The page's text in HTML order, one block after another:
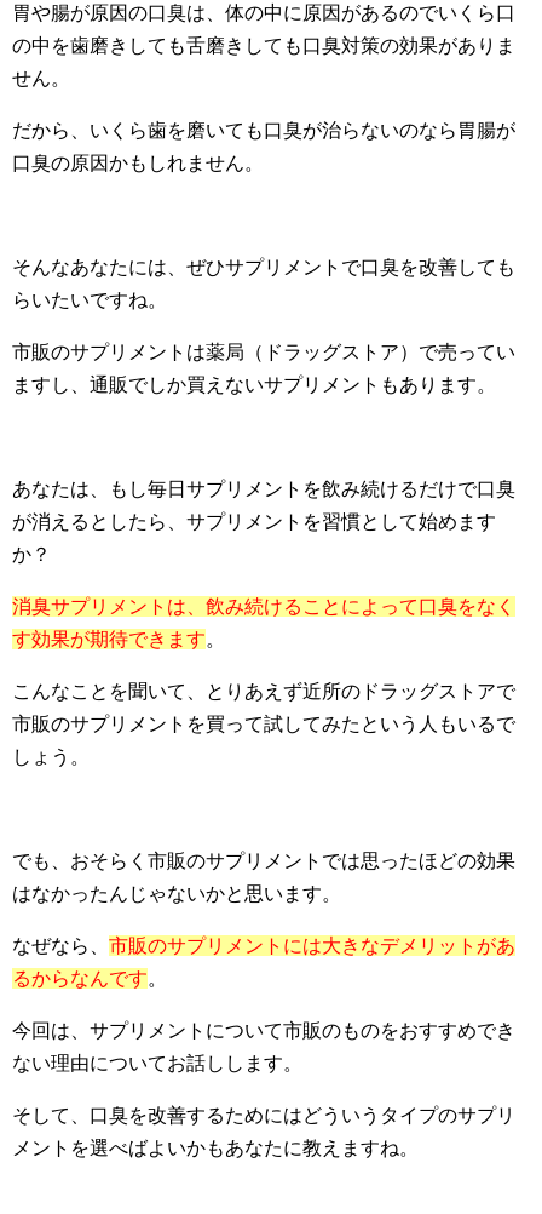
胃や腸が原因の口臭は、体の中に原因があるのでいくら口
の中を歯磨きしても舌磨きしても口臭対策の効果がありま
せん。
だから、いくら歯を磨いても口臭が治らないのなら胃腸が
口臭の原因かもしれません。
そんなあなたには、ぜひサプリメントで口臭を改善しても
らいたいですね。
市販のサプリメントは薬局（ドラッグストア）で売ってい
ますし、通販でしか買えないサプリメントもあります。
あなたは、もし毎日サプリメントを飲み続けるだけで口臭
が消えるとしたら、サプリメントを習慣として始めます
か？
消臭サプリメントは、飲み続けることによって口臭をなく
す効果が期待できます。
こんなことを聞いて、とりあえず近所のドラッグストアで
市販のサプリメントを買って試してみたという人もいるで
しょう。
でも、おそらく市販のサプリメントでは思ったほどの効果
はなかったんじゃないかと思います。
なぜなら、 市販のサプリメントには大きなデメリットがあ
るからなんです。
今回は、サプリメントについて市販のものをおすすめでき
ない理由についてお話しします。
そして、口臭を改善するためにはどういうタイプのサプリ
メントを選べばよいかもあなたに教えますね。